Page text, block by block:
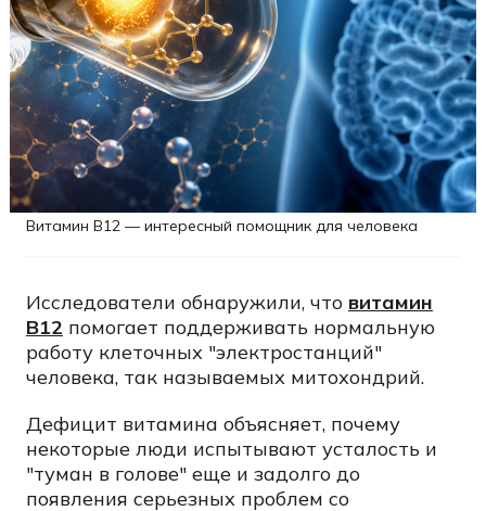
Витамин B12 — интересный помощник для человека
Исследователи обнаружили, что витамин
B12 помогает поддерживать нормальную
работу клеточных "электростанций"
человека, так называемых митохондрий.
Дефицит витамина объясняет, почему
некоторые люди испытывают усталость и
"туман в голове" еще и задолго до
появления серьезных проблем со